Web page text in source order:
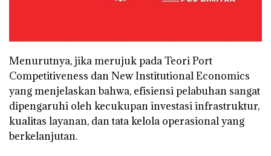
Menurutnya, jika merujuk pada Teori Port
Competitiveness dan New Institutional Economics
yang menjelaskan bahwa, efisiensi pelabuhan sangat
dipengaruhi oleh kecukupan investasi infrastruktur,
kualitas layanan, dan tata kelola operasional yang
berkelanjutan.